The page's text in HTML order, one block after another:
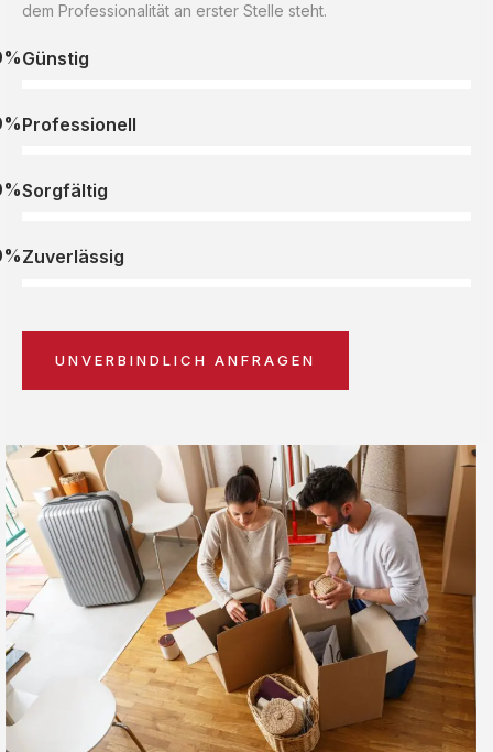
dem Professionalität an erster Stelle steht.
Günstig
Professionell
Sorgfältig
Zuverlässig
UNVERBINDLICH ANFRAGEN